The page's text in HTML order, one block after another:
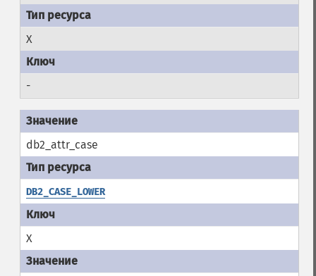
X
-
db2_attr_case
DB2_CASE_LOWER
X